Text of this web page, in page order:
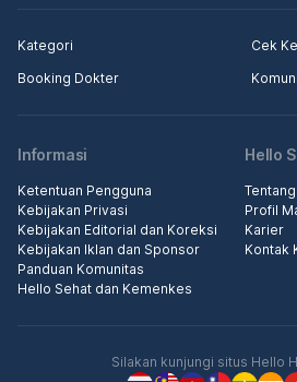
Kategori
Cek
Booking Dokter
Informasi
Ketentuan Pengguna
Kebijakan Privasi
Kebijakan Editorial dan Koreksi
Kebijakan Iklan dan Sponsor
Panduan Komunitas
Hello Sehat dan Kemenkes
Hello
Profil
Karier
Kontak
Silakan kunjungi situs Hello